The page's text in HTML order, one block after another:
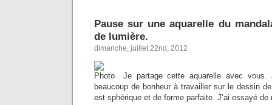
Pause sur une aquarelle du
de lumière.
dimanche, juillet 22nd, 2012
Je partage cette aquarelle avec vous.
beaucoup de bonheur à travailler sur le dessin
est sphérique et de forme parfaite. J’ai essayé de